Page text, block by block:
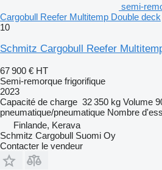
semi-
Cargobull Reefer Multitemp Double deck
10
Schmitz Cargobull Reefer
67 900 € HT
Semi-remorque frigorifique
2023
Capacité de charge 32 350 kg Volume
pneumatique/pneumatique Nombre
Finlande, Kerava
Schmitz Cargobull Suomi Oy
Contacter le vendeur